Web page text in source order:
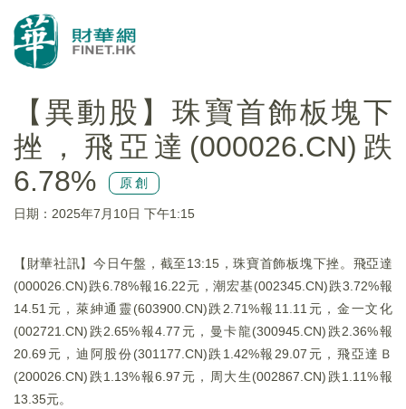
【異動股】珠寶首飾板塊下
挫，飛亞達(000026.CN)跌
6.78%
原創
日期：2025年7月10日 下午1:15
【財華社訊】今日午盤，截至13:15，珠寶首飾板塊下挫。飛亞達
(000026.CN)跌6.78%報16.22元，潮宏基(002345.CN)跌3.72%報
14.51元，萊紳通靈(603900.CN)跌2.71%報11.11元，金一文化
(002721.CN)跌2.65%報4.77元，曼卡龍(300945.CN)跌2.36%報
20.69元，迪阿股份(301177.CN)跌1.42%報29.07元，飛亞達Ｂ
(200026.CN)跌1.13%報6.97元，周大生(002867.CN)跌1.11%報
13.35元。